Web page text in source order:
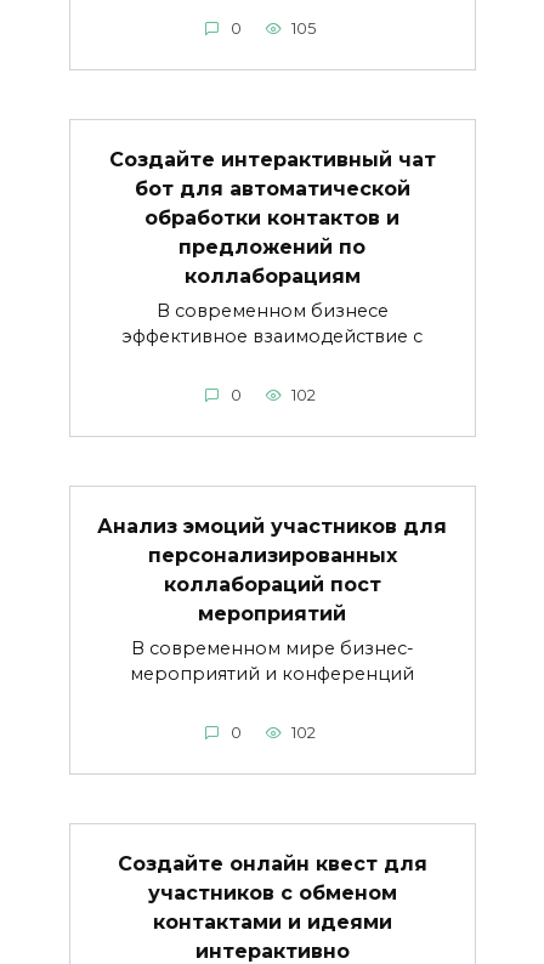
0 105
Создайте интерактивный чат
бот для автоматической
обработки контактов и
предложений по
коллаборациям
В современном бизнесе
эффективное взаимодействие с
0 102
Анализ эмоций участников для
персонализированных
коллабораций пост
мероприятий
В современном мире бизнес-
мероприятий и конференций
0 102
Создайте онлайн квест для
участников с обменом
контактами и идеями
интерактивно